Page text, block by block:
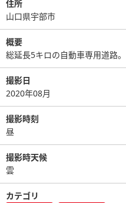
住所
山口県宇部市
概要
総延長5キロの自動車専用道路。
撮影日
2020年08月
撮影時刻
昼
撮影時天候
雲
カテゴリ